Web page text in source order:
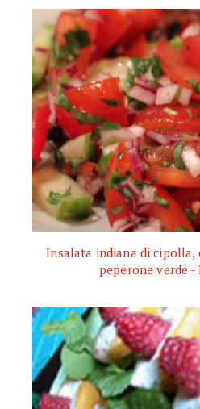
Insalata indiana di cipolla,
peperone verde -